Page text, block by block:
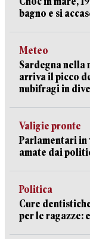
bagno e si
Meteo
Sardegna nella
arriva il picco
nubifragi in
Valigie pronte
Parlamentari in
amate dai
Politica
Cure
per le ragazze: